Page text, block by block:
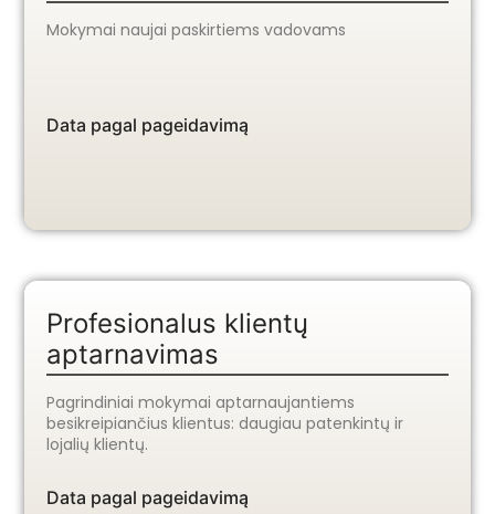
Mokymai naujai paskirtiems vadovams
Data pagal pageidavimą
Profesionalus klientų
aptarnavimas
Pagrindiniai mokymai aptarnaujantiems
besikreipiančius klientus: daugiau patenkintų ir
lojalių klientų.
Data pagal pageidavimą